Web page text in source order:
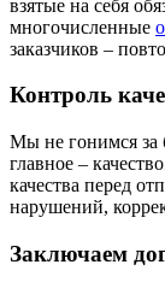
взятые на себя
многочисленные
заказчиков –
Контроль
Мы не гонимся за
главное –
качества перед
нарушений,
Заключаем